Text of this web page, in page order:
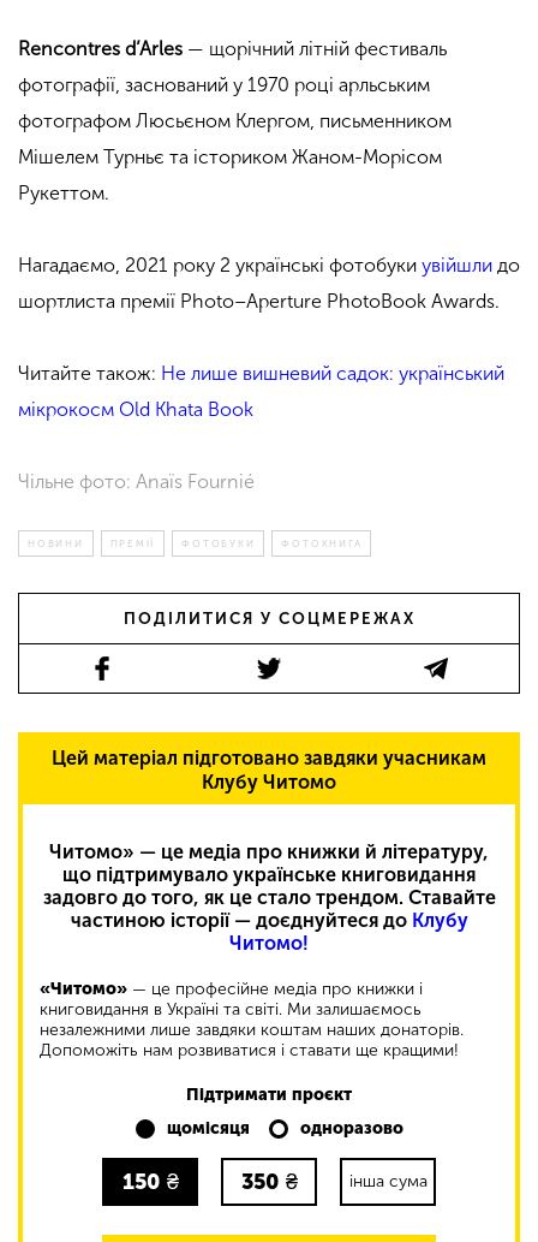
Rencontres d’Arles — щорічний літній фестиваль
фотографії, заснований у 1970 році арльським
фотографом Люсьєном Клергом, письменником
Мішелем Турньє та істориком Жаном-Морісом
Рукеттом.
Нагадаємо, 2021 року 2 українські фотобуки увійшли до
шортлиста премії Photo–Aperture PhotoBook Awards.
Читайте також: Не лише вишневий садок: український
мікрокосм Old Khata Book
Чільне фото: Anaïs Fournié
НОВИНИ ПРЕМІЇ ФОТОБУКИ ФОТОКНИГА
ПОДІЛИТИСЯ У СОЦМЕРЕЖАХ
Цей матеріал підготовано завдяки учасникам
Клубу Читомо
Читомо» — це медіа про книжки й літературу,
що підтримувало українське книговидання
задовго до того, як це стало трендом. Ставайте
частиною історії — доєднуйтеся до Клубу
Читомо!
«Читомо» — це професійне медіа про книжки і
книговидання в Україні та світі. Ми залишаємось
незалежними лише завдяки коштам наших донаторів.
Допоможіть нам розвиватися і ставати ще кращими!
Підтримати проєкт
щомісяця
одноразово
150 ₴ 350 ₴ інша сума